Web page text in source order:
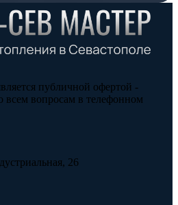
публичной офертой -
всем вопросам в телефонном
26